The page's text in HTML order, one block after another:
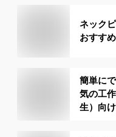
ネック
おすす
簡単に
気の工
生）向